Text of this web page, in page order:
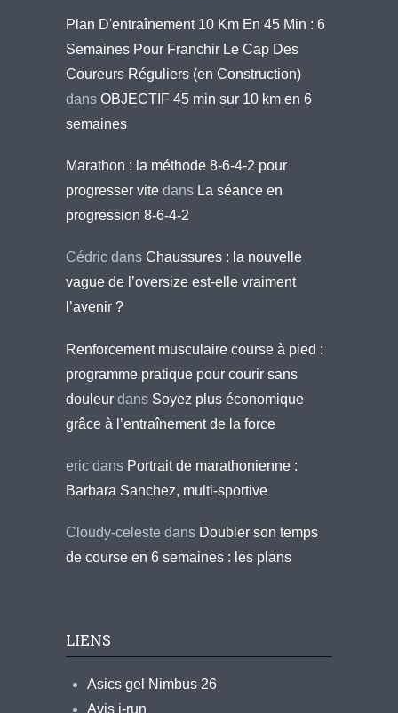
Plan D'entraînement 10 Km En 45 Min : 6
Semaines Pour Franchir Le Cap Des
Coureurs Réguliers (en Construction)
dans OBJECTIF 45 min sur 10 km en 6
semaines
Marathon : la méthode 8-6-4-2 pour
progresser vite dans La séance en
progression 8-6-4-2
Cédric dans Chaussures : la nouvelle
vague de l’oversize est-elle vraiment
l’avenir ?
Renforcement musculaire course à pied :
programme pratique pour courir sans
douleur dans Soyez plus économique
grâce à l’entraînement de la force
eric dans Portrait de marathonienne :
Barbara Sanchez, multi-sportive
Cloudy-celeste dans Doubler son temps
de course en 6 semaines : les plans
LIENS
Asics gel Nimbus 26
Avis i-run